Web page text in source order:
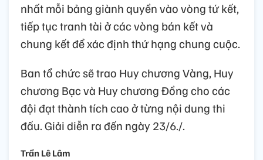
nhất mỗi bảng giành quyền vào vòng tứ kết,
tiếp tục tranh tài ở các vòng bán kết và
chung kết để xác định thứ hạng chung cuộc.
Ban tổ chức sẽ trao Huy chương Vàng, Huy
chương Bạc và Huy chương Đồng cho các
đội đạt thành tích cao ở từng nội dung thi
đấu. Giải diễn ra đến ngày 23/6./.
Trần Lê Lâm